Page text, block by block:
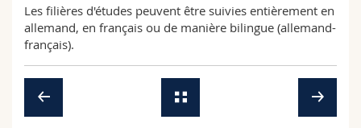
Les filières d'études peuvent être suivies entièrement en
allemand, en français ou de manière bilingue (allemand-
français).